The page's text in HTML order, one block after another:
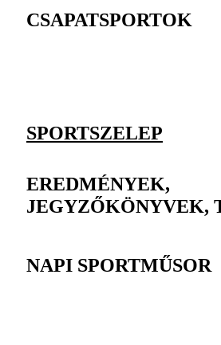
CSAPATSPORTOK
SPORTSZELEP
EREDMÉNYEK,
JEGYZŐKÖNYVEK,
NAPI SPORTMŰSOR